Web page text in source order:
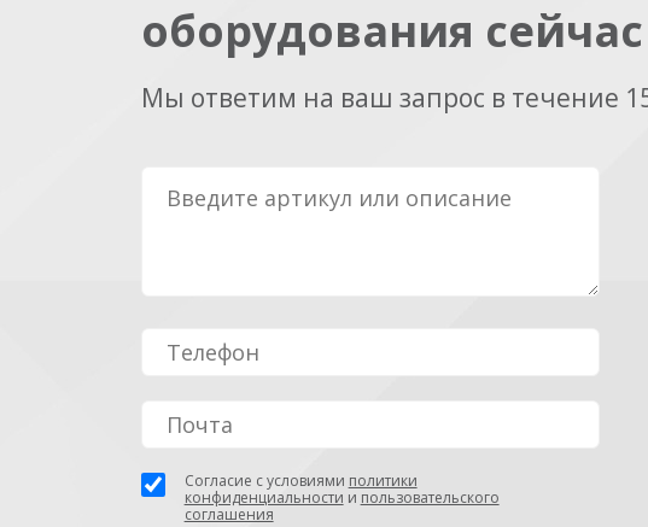
оборудования сейчас
Мы ответим на ваш запрос в течение
Согласие с условиями политики
конфиденциальности и пользовательского
соглашения